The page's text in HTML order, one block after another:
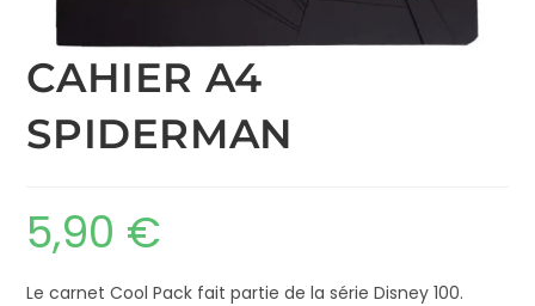
CAHIER A4
SPIDERMAN
5,90 €
Le carnet Cool Pack fait partie de la série Disney 100.